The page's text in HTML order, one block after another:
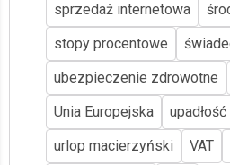
sprzedaż internetowa
stopy procentowe
ubezpieczenie zdrowotne
Unia Europejska
urlop macierzyński
VAT